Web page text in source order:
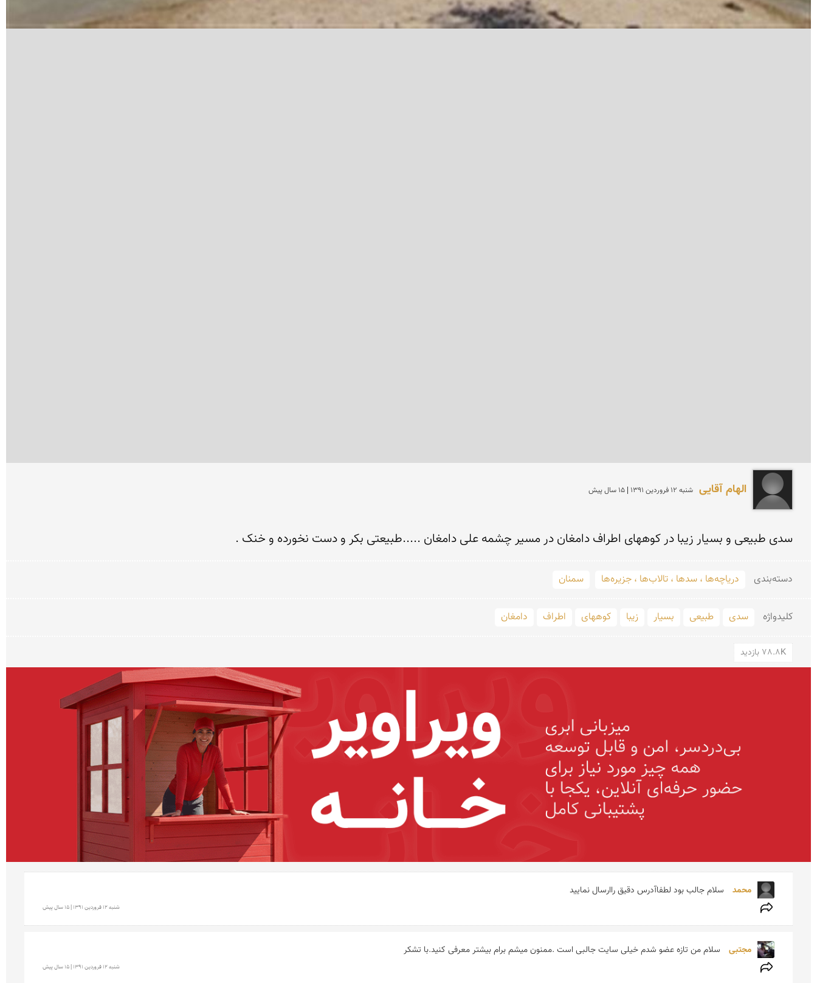
الهام آقایی شنبه 12 فروردين 1391 | 15 سال پیش
سدی طبیعی و بسیار زیبا در کوههای اطراف دامغان در مسیر چشمه علی دامغان .....طبیعتی بکر و دست نخورده و خنک .
دسته‌بندی دریاچه‌ها ، سدها ، تالاب‌ها ، جزیره‌ها سمنان
کلید‌واژه سدی طبیعی بسیار زیبا کوههای اطراف دامغان
78.8K بازدید
محمد سلام جالب بود لطفاآدرس دقیق راارسال نمایید
شنبه 12 فروردين 1391 | 15 سال پیش
مجتبی سلام من تازه عضو شدم خیلی سایت جالبی است .ممنون میشم برام بیشتر معرفی کنید.با تشکر
شنبه 12 فروردين 1391 | 15 سال پیش